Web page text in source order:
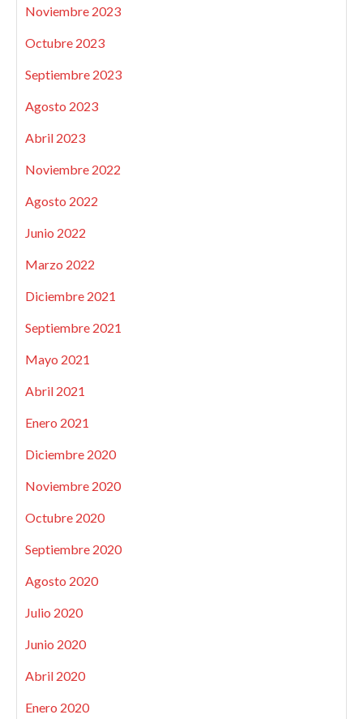
Noviembre 2023
Octubre 2023
Septiembre 2023
Agosto 2023
Abril 2023
Noviembre 2022
Agosto 2022
Junio 2022
Marzo 2022
Diciembre 2021
Septiembre 2021
Mayo 2021
Abril 2021
Enero 2021
Diciembre 2020
Noviembre 2020
Octubre 2020
Septiembre 2020
Agosto 2020
Julio 2020
Junio 2020
Abril 2020
Enero 2020